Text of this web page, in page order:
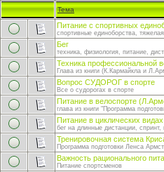
Тема
Питание с спортивных
спортивные единоборства, тяжелая
Бег
техника, физиология, питание,
Техника профессиональной
Глава из книги (К.Кармайкла и
Вопрос СУДОРОГ в спорте
Все о судорогах в спорте
Питание в велоспорте
глава из книги "Программа
Питание в циклических
бег на длинные дистанции,
Тренировочная система
Программа подготовки Ленса
Важность рационального
Питание спортсменов